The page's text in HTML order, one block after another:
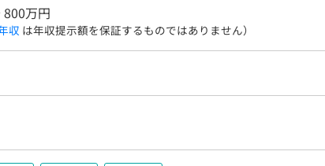
800万円
収 は年収提示額を保証するものではありません）